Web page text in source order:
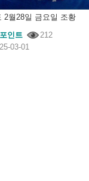
2월28일 금요일 조황
인트
212
03-01